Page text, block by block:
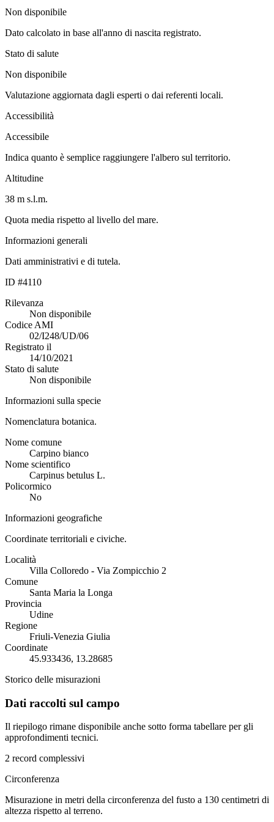
Non disponibile
Dato calcolato in base all'anno di nascita registrato.
Stato di salute
Non disponibile
Valutazione aggiornata dagli esperti o dai referenti locali.
Accessibilità
Accessibile
Indica quanto è semplice raggiungere l'albero sul territorio.
Altitudine
38 m s.l.m.
Quota media rispetto al livello del mare.
Informazioni generali
Dati amministrativi e di tutela.
ID #4110
Rilevanza
Non disponibile
Codice AMI
02/I248/UD/06
Registrato il
14/10/2021
Stato di salute
Non disponibile
Informazioni sulla specie
Nomenclatura botanica.
Nome comune
Carpino bianco
Nome scientifico
Carpinus betulus L.
Policormico
No
Informazioni geografiche
Coordinate territoriali e civiche.
Località
Villa Colloredo - Via Zompicchio 2
Comune
Santa Maria la Longa
Provincia
Udine
Regione
Friuli-Venezia Giulia
Coordinate
45.933436, 13.28685
Storico delle misurazioni
Dati raccolti sul campo
Il riepilogo rimane disponibile anche sotto forma tabellare per gli
approfondimenti tecnici.
2 record complessivi
Circonferenza
Misurazione in metri della circonferenza del fusto a 130 centimetri di
altezza rispetto al terreno.